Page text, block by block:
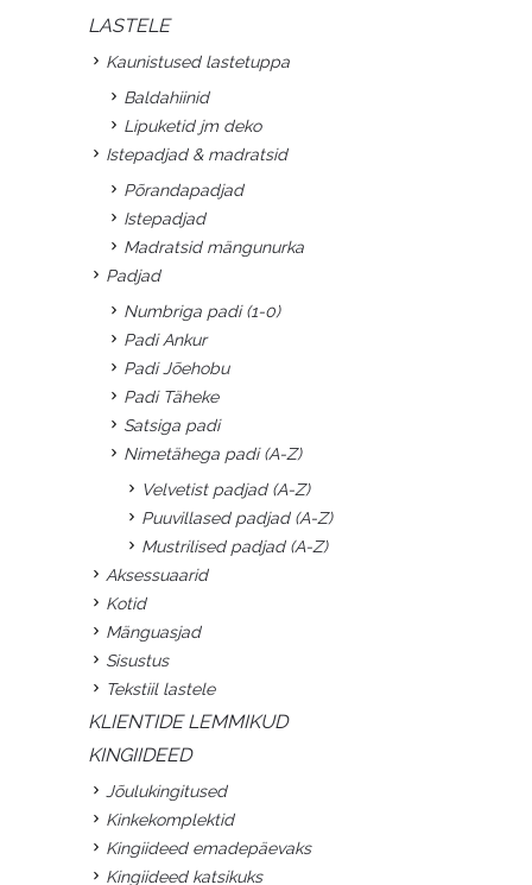
LASTELE
Kaunistused lastetuppa
Baldahiinid
Lipuketid jm deko
Istepadjad & madratsid
Põrandapadjad
Istepadjad
Madratsid mängunurka
Padjad
Numbriga padi (1-0)
Padi Ankur
Padi Jõehobu
Padi Täheke
Satsiga padi
Nimetähega padi (A-Z)
Velvetist padjad (A-Z)
Puuvillased padjad (A-Z)
Mustrilised padjad (A-Z)
Aksessuaarid
Kotid
Mänguasjad
Sisustus
Tekstiil lastele
KLIENTIDE LEMMIKUD
KINGIIDEED
Jõulukingitused
Kinkekomplektid
Kingiideed emadepäevaks
Kingiideed katsikuks